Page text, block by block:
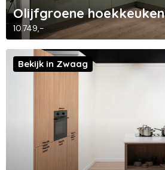
Olijfgroene hoekkeuken
10.749,-
Bekijk in Zwaag